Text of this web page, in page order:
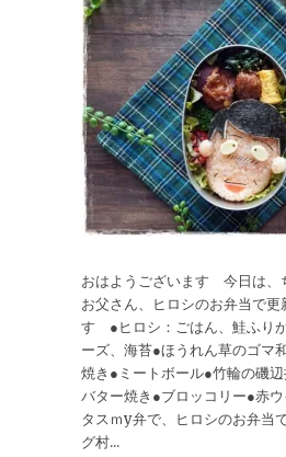
おはようございます 今日は、
お父さん、ヒロシのお弁当で更
す ●ヒロシ：ごはん、鮭ふり
ーズ、海苔●ほうれん草のゴマ
焼き●ミートボール●竹輪の磯
バター焼き●ブロッコリー●赤
タスｍy弁で、ヒロシのお弁当
グ村...